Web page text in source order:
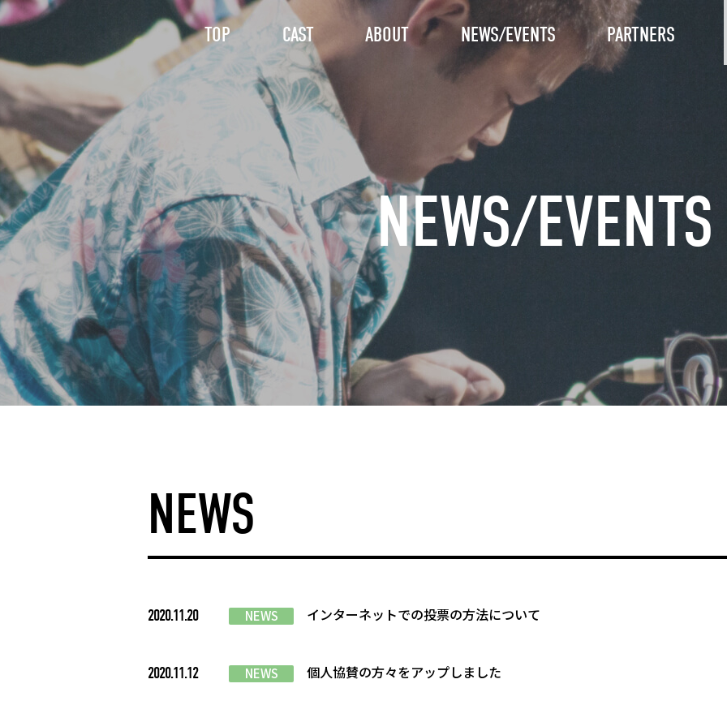
NEWS/EVENTS
TOP CAST ABOUT NEWS/EVENTS PARTNERS
NEWS
2020.11.20 NEWS インターネットでの投票の方法について
2020.11.12 NEWS 個人協賛の方々をアップしました